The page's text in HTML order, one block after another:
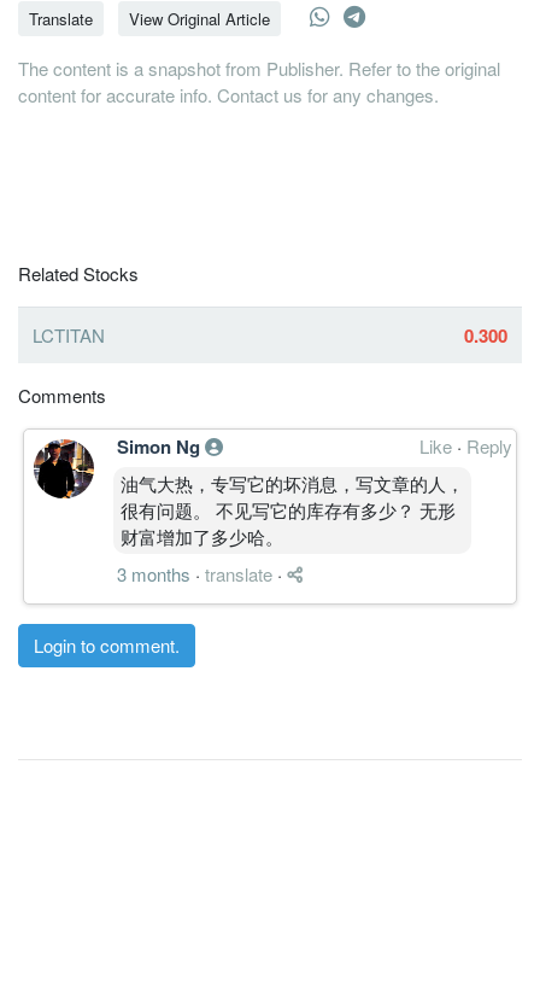
Translate View Original Article
The content is a snapshot from Publisher. Refer to the original
content for accurate info. Contact us for any changes.
Related Stocks
LCTITAN 0.300
Comments
Simon Ng Like · Reply
油气大热，专写它的坏消息，写文章的人，
很有问题。 不见写它的库存有多少？ 无形
财富增加了多少哈。
3 months · translate ·
Login to comment.